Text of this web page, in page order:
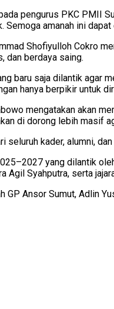
pengurus PKC PMII
amanah ini
Shofiyulloh Cokro
dan berdaya saing.
baru saja dilantik agar
hanya berpikir untuk
mengatakan akan
di dorong lebih masif
kader, alumni,
yang dilantik
Agil Syahputra, serta
GP Ansor Sumut, Adlin